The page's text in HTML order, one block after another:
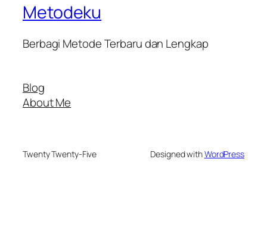
Metodeku
Berbagi Metode Terbaru dan Lengkap
Blog
About Me
Twenty Twenty-Five Designed withWordPress